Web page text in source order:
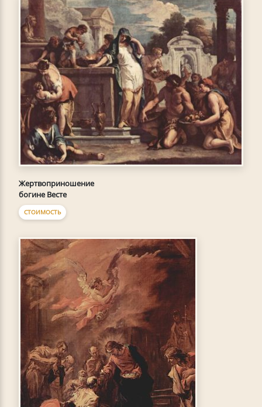
Жертвоприношение
богине Весте
СТОИМОСТЬ